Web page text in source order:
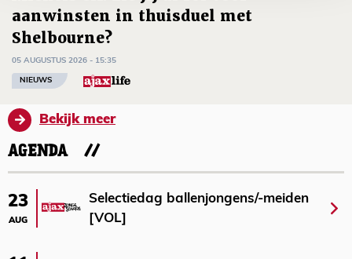
aanwinsten in thuisduel met
Shelbourne?
05 AUGUSTUS 2026 - 15:35
NIEUWS
Bekijk meer
AGENDA
23
AUG
Selectiedag ballenjongens/-meiden
[VOL]